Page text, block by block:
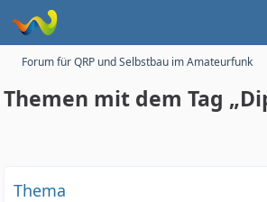
Forum für QRP und Selbstbau im Amateurfunk
Themen mit dem Tag
Thema